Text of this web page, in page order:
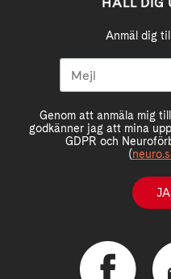
Anmäl dig
Genom att anmäla mig
godkänner jag att mina
GDPR och
(